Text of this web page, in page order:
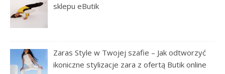
sklepu eButik
Zaras Style w Twojej szafie – Jak odtworzyć
ikoniczne stylizacje zara z ofertą Butik online